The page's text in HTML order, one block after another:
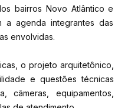
bairros Novo Atlântico e
a agenda integrantes das
envolvidas.
o projeto arquitetônico,
e questões técnicas
câmeras, equipamentos,